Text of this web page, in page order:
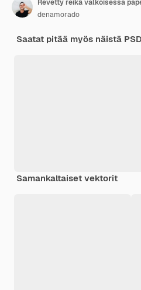
Revetty reikä valkoisessa
denamorado
Saatat pitää myös näistä
Samankaltaiset vektorit